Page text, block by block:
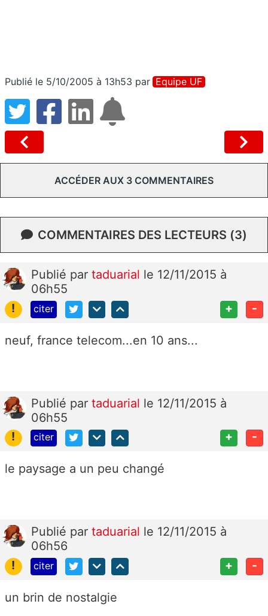
Publié le 5/10/2005 à 13h53 par Equipe UF
ACCÉDER AUX 3 COMMENTAIRES
COMMENTAIRES DES LECTEURS (3)
Publié par taduarial le 12/11/2015 à
06h55
!
citer + -
neuf, france telecom...en 10 ans...
Publié par taduarial le 12/11/2015 à
06h55
!
citer + -
le paysage a un peu changé
Publié par taduarial le 12/11/2015 à
06h56
!
citer + -
un brin de nostalgie